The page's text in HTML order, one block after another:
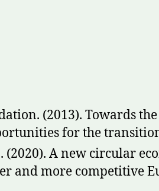
(2013). Towards the
for the
(2020). A new circular
and more competitive